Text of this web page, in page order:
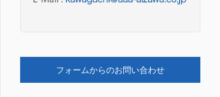
Korean
フォームからのお問い合わせ